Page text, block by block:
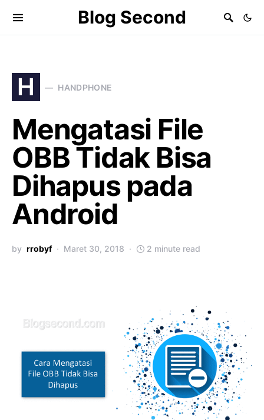
Blog Second
H HANDPHONE
Mengatasi File
OBB Tidak Bisa
Dihapus pada
Android
by rrobyf Maret 30, 2018 2 minute read